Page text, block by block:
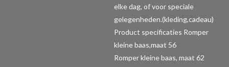
elke dag, of voor speciale
gelegenheden.(kleding,cadeau)
Product specificaties Romper
kleine baas,maat 56
Romper kleine baas, maat 62